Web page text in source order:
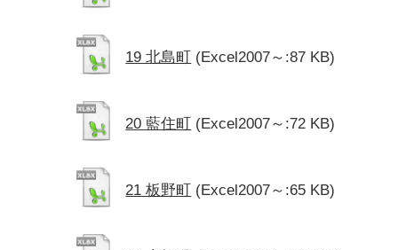
19 北島町 (Excel2007～:87 KB)
20 藍住町 (Excel2007～:72 KB)
21 板野町 (Excel2007～:65 KB)